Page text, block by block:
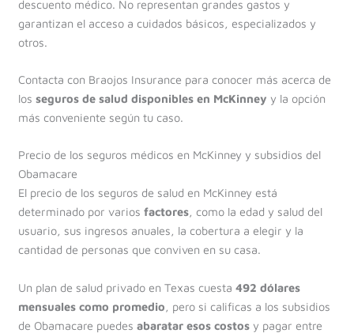
descuento médico. No representan grandes gastos y
garantizan el acceso a cuidados básicos, especializados y
otros.
Contacta con Braojos Insurance para conocer más acerca de
los seguros de salud disponibles en McKinney y la opción
más conveniente según tu caso.
Precio de los seguros médicos en McKinney y subsidios del
Obamacare
El precio de los seguros de salud en McKinney está
determinado por varios factores, como la edad y salud del
usuario, sus ingresos anuales, la cobertura a elegir y la
cantidad de personas que conviven en su casa.
Un plan de salud privado en Texas cuesta 492 dólares
mensuales como promedio, pero si calificas a los subsidios
de Obamacare puedes abaratar esos costosy pagar entre